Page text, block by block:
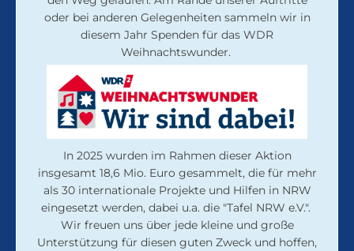
oder bei anderen Gelegenheiten sammeln wir in
diesem Jahr Spenden für das WDR
Weihnachtswunder.
In 2025 wurden im Rahmen dieser Aktion
insgesamt 18,6 Mio. Euro gesammelt, die für mehr
als 30 internationale Projekte und Hilfen in NRW
eingesetzt werden, dabei u.a. die "Tafel NRW e.V.".
Wir freuen uns über jede kleine und große
Unterstützung für diesen guten Zweck und hoffen,